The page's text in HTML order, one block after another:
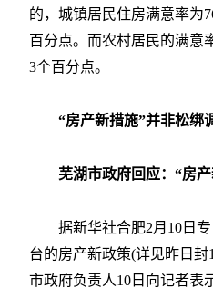
的，城镇居民住房满意率为
百分点。而农村居民的满意
3个百分点。
“房产新措施”并非松绑
芜湖市政府回应：“房
据新华社合肥2月10日
台的房产新政策(详见昨日
市政府负责人10日向记者表